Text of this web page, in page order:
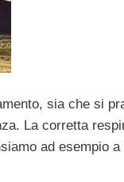
sia che si
La corretta
ad esempio a